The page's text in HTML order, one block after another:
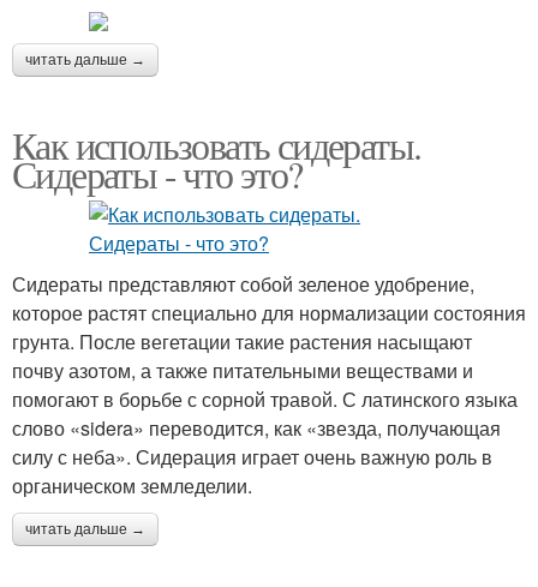
читать дальше →
Как использовать сидераты.
Сидераты - что это?
Сидераты представляют собой зеленое удобрение,
которое растят специально для нормализации состояния
грунта. После вегетации такие растения насыщают
почву азотом, а также питательными веществами и
помогают в борьбе с сорной травой. С латинского языка
слово «sidera» переводится, как «звезда, получающая
силу с неба». Сидерация играет очень важную роль в
органическом земледелии.
читать дальше →